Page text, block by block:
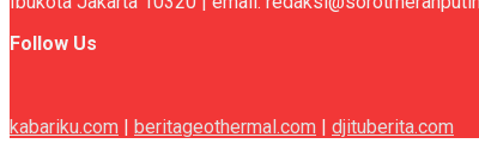
Follow Us
kabariku.com beritageothermal.com
djituberita.com